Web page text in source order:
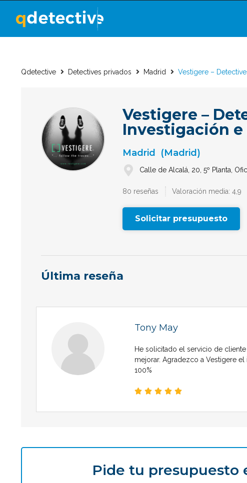
Qdetective Detectives privados Madrid Vestigere –
Vestigere –
Investigación
Madrid (Madrid)
Calle de Alcalá, 20, 5º Planta,
80 reseñas Valoración media: 4,9
Solicitar presupuesto
Última reseña
Tony May
He solicitado el servicio de
mejorar. Agradezco a Vestigere
100%
    
Pide tu presupuesto
¿Qué